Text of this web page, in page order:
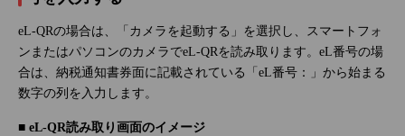
eL-QRの場合は、「カメラを起動する」を選択し、スマートフォ
ンまたはパソコンのカメラでeL-QRを読み取ります。eL番号の場
合は、納税通知書券面に記載されている「eL番号：」から始まる
数字の列を入力します。
■ eL-QR読み取り画面のイメージ